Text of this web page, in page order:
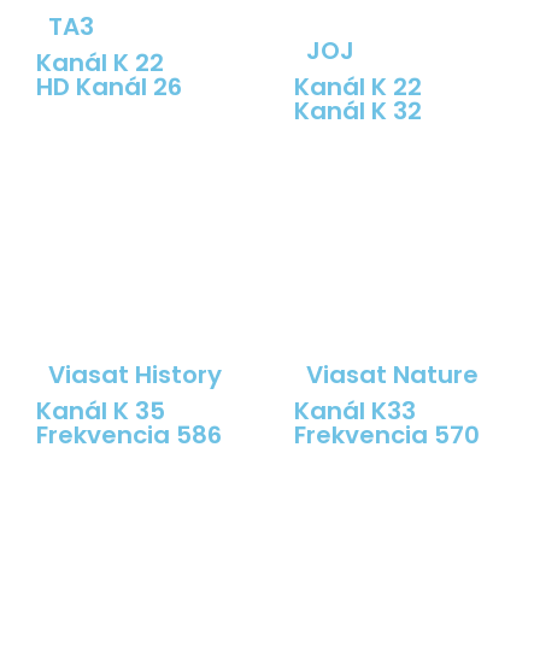
TA3
Kanál K 22
HD Kanál 26
JOJ
Kanál K 22
Kanál K 32
Viasat History
Kanál K 35
Frekvencia 586
Viasat Nature
Kanál K33
Frekvencia 570